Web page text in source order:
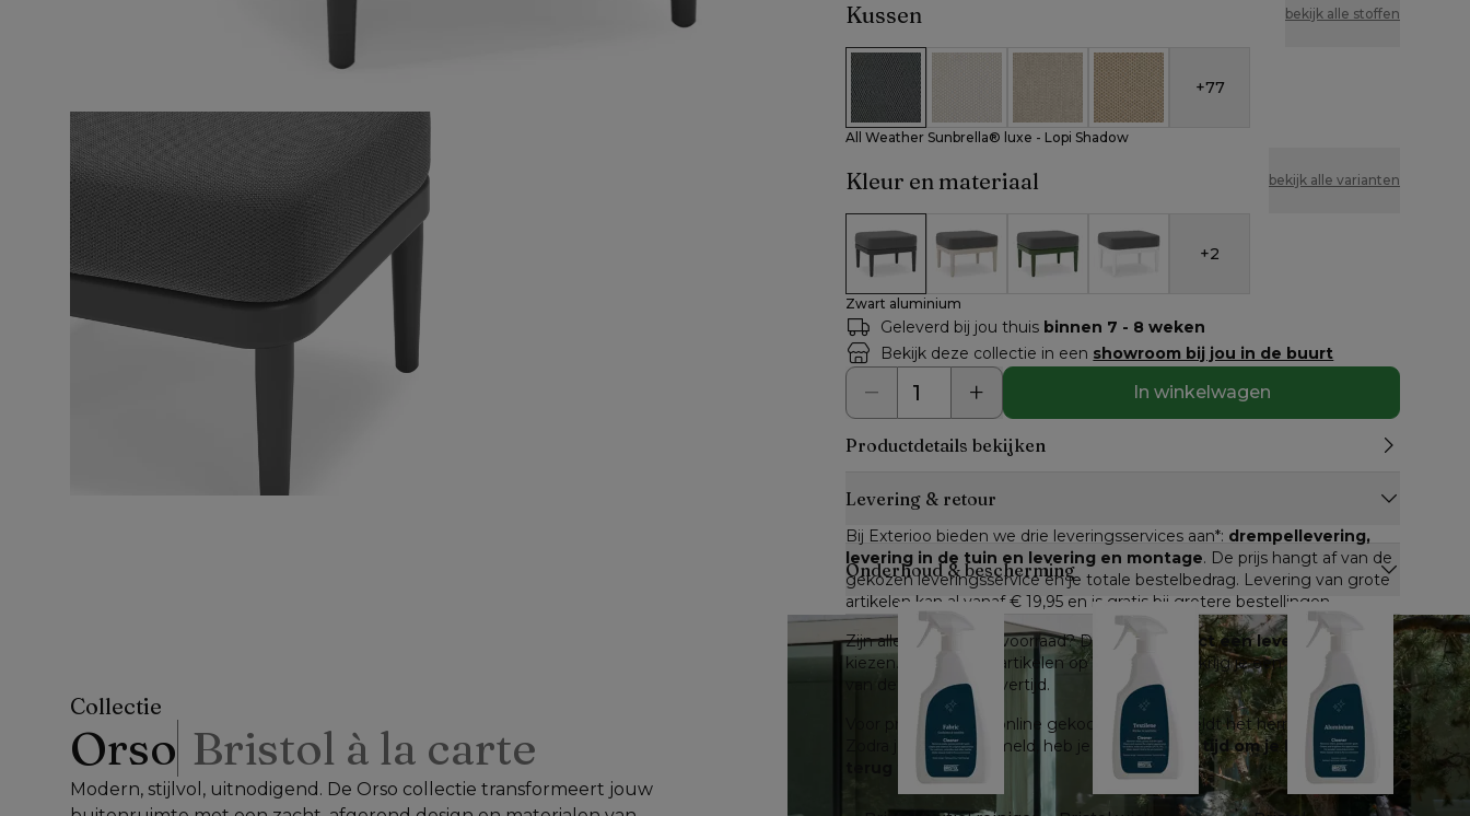
Kussen bekijk alle stoffen
All Weather Sunbrella® luxe - Lopi Shadow
All Weather Cosytica - Althea Off White
All Weather Cosytica - Althea Chalk
All Weather Cosytica - Althea Camel
+77
All Weather Sunbrella® luxe - Lopi Shadow
Kleur en materiaal bekijk alle varianten
Zwart aluminiumBeige aluminiumGroen aluminiumWit aluminium
+2
Zwart aluminium
Geleverd bij jou thuis binnen 7 - 8 weken
Bekijk deze collectie in een showroom bij jou in de buurt
In winkelwagen
Productdetails bekijken
Levering & retour
Bij Exterioo bieden we drie leveringsservices aan*: drempellevering,
levering in de tuin en levering en montage. De prijs hangt af van de
gekozen leveringsservice en je totale bestelbedrag. Levering van grote
artikelen kan al vanaf € 19,95 en is gratis bij grotere bestellingen.
Zijn alle artikelen op voorraad? Dan kan je
direct een leverdatum
kiezen. Zijn niet alle artikelen op voorraad, dan krijg je een inschatting
van de verwachte levertijd.
Voor producten die online gekocht worden, geldt het herroepingsrecht.
Zodra je dit hebt gemeld, heb je
14 dagen de tijd om je bestelling
terug te sturen.
Onderhoud & bescherming
Collectie
Orso Bristol à la carte
Modern, stijlvol, uitnodigend. De Orso collectie transformeert jouw